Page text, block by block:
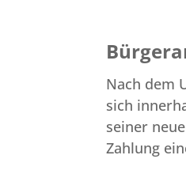
Nach dem
sich
seiner
Zahlung